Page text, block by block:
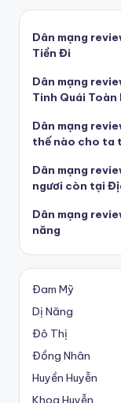
Dân mạng
Tiền Đi
Dân mạng
Tinh Quái Toàn
Dân mạng
thế nào cho ta
Dân mạng
ngươi còn tại
Dân mạng
năng
Đam Mỹ
Dị Năng
Đô Thị
Đồng Nhân
Huyền Huyễn
Khoa Huyễn